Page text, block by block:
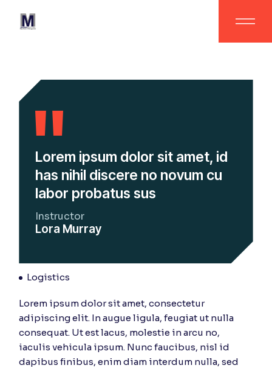
Lorem ipsum dolor sit amet, id
has nihil discere no novum cu
labor probatus sus
Instructor
Lora Murray
Logistics
Lorem ipsum dolor sit amet, consectetur
adipiscing elit. In augue ligula, feugiat ut nulla
consequat. Ut est lacus, molestie in arcu no,
iaculis vehicula ipsum. Nunc faucibus, nisl id
dapibus finibus, enim diam interdum nulla, sed